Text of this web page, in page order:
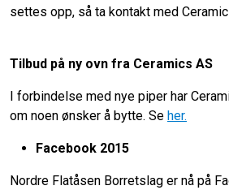
settes opp, så ta kontakt med
Tilbud på ny ovn fra Ceramics AS
I forbindelse med nye piper har
om noen ønsker å bytte. Se her.
Facebook 2015
Nordre Flatåsen Borretslag er nå på